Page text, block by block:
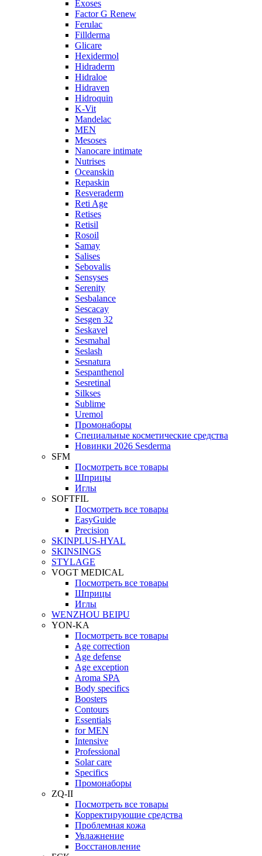
Exoses
Factor G Renew
Ferulac
Fillderma
Glicare
Hexidermol
Hidraderm
Hidraloe
Hidraven
Hidroquin
K-Vit
Mandelac
MEN
Mesoses
Nanocare intimate
Nutrises
Oceanskin
Repaskin
Resveraderm
Reti Age
Retises
Retisil
Rosoil
Samay
Salises
Sebovalis
Sensyses
Serenity
Sesbalance
Sescacay
Sesgen 32
Seskavel
Sesmahal
Seslash
Sesnatura
Sespanthenol
Sesretinal
Silkses
Sublime
Uremol
Промонаборы
Специальные косметические средства
Новинки 2026 Sesderma
SFM
Посмотреть все товары
Шприцы
Иглы
SOFTFIL
Посмотреть все товары
EasyGuide
Precision
SKINPLUS-HYAL
SKINSINGS
STYLAGE
VOGT MEDICAL
Посмотреть все товары
Шприцы
Иглы
WENZHOU BEIPU
YON-KA
Посмотреть все товары
Age correction
Age defense
Age exception
Aroma SPA
Body specifics
Boosters
Contours
Essentials
for MEN
Intensive
Professional
Solar care
Specifics
Промонаборы
ZQ-II
Посмотреть все товары
Корректирующие средства
Проблемная кожа
Увлажнение
Восстановление